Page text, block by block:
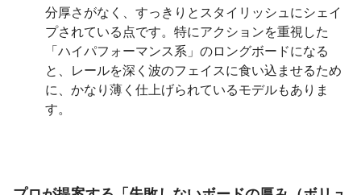
分厚さがなく、すっきりとスタイリッシュにシェイ
プされている点です。特にアクションを重視した
「ハイパフォーマンス系」のロングボードになる
と、レールを深く波のフェイスに食い込ませるため
に、かなり薄く仕上げられているモデルもありま
す。